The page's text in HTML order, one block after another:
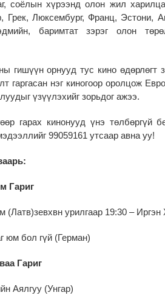
соёлын хүрээнд олон жил
Грек, Люксембург, Франц, Эстони,
баримтат зэрэг олон
гишүүн орнууд тус кино өдөрлөгт
гаргасан нэг киногоор оролцож
үзүүлэхийг зорьдог ажээ.
гарах кинонууд үнэ төлбөргүй
99059161 утсаар авна уу!
Гариг
(Латв)зевхвн урилгаар 19:30 –
юм бол гүй (Герман)
Гариг
Аялгуу (Унгар)